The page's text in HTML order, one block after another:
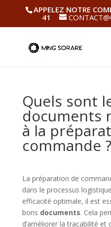
APPELEZ NOTRE
41
Quels sont
documents
à la
commande ?
La préparation de
dans le processus
efficacité optimale, il est
bons documents. Cela
d’améliorer la traçabilité et